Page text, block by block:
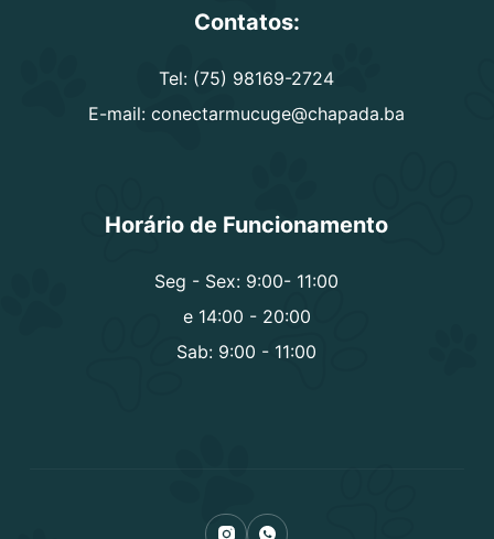
Contatos:
Tel: (75) 98169-2724
E-mail: conectarmucuge@chapada.ba
Horário de Funcionamento
Seg - Sex: 9:00- 11:00
e 14:00 - 20:00
Sab: 9:00 - 11:00